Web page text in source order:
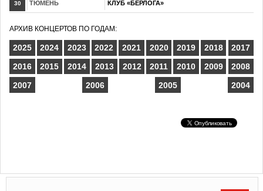
30 ТЮМЕНЬ КЛУБ «БЕРЛОГА»
АРХИВ КОНЦЕРТОВ ПО ГОДАМ:
2025 2024 2023 2022 2021 2020 2019 2018
2017
2016
2015 2014 2013 2012 2011 2010 2009
2008
2007
2006 2005 2004